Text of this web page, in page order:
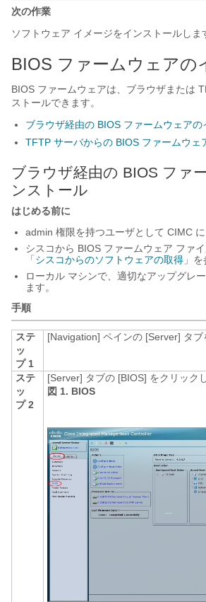
次の作業
ソフトウェア イメージをインストールしま
BIOS ファームウェアの
BIOS ファームウェアは、ブラウザまたは
ストールできます。
ブラウザ経由の BIOS ファームウェアの
TFTP サーバからの BIOS ファームウェ
ブラウザ経由の BIOS ファ
ンストール
はじめる前に
admin 権限を持つユーザとして CIMC に
シスコから BIOS ファームウェア ファイ
「 シスコからのソフトウェアの取得 」
ローカル マシンで、適切なアップグレ
ます。
手順
ステ
ッ
プ 1
[Navigation] ペインの [Server] タブ
ステ
ッ
プ 2
[Server] タブの [BIOS] をクリック
図 1. BIOS